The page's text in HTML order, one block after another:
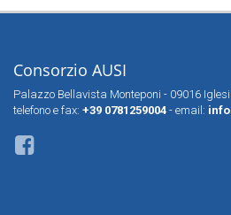
Consorzio AUSI
Palazzo Bellavista Monteponi - 09016
telefono e fax: +39 0781259004 - email: